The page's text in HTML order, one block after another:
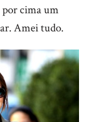
por cima um
Amei tudo.